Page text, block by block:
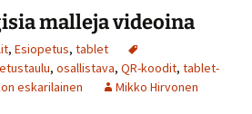
malleja videoina
, Esiopetus, tablet
, osallistava, QR-koodit, tablet-
eskarilainen Mikko Hirvonen